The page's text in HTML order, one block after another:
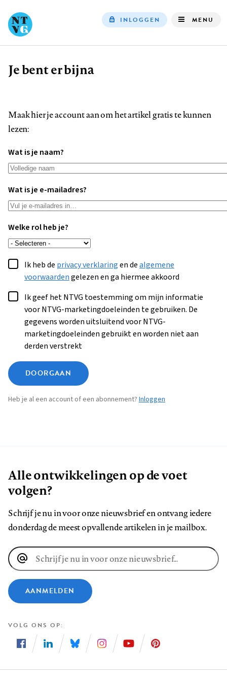
INLOGGEN MENU
Kruimelpad
Je bent er bijna
Maak hier je account aan om het artikel gratis te kunnen
lezen:
Wat is je naam?
Wat is je e-mailadres?
Welke rol heb je?
Ik heb de privacy verklaringen dealgemene
voorwaardengelezen en ga hiermee akkoord
Ik geef het NTVG toestemming om mijn informatie
voor NTVG-marketingdoeleinden te gebruiken. De
gegevens worden uitsluitend voor NTVG-
marketingdoeleinden gebruikt en worden niet aan
derden verstrekt
DOORGAAN
Heb je al een account of een abonnement? Inloggen
Alle ontwikkelingen op de voet
volgen?
Schrijf je nu in voor onze nieuwsbrief en ontvang iedere
donderdag de meest opvallende artikelen in je mailbox.
E-
mailadres
AANMELDEN
VOLG ONS OP
ons
ons
ons
ons
ons
ons